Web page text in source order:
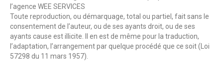
l’agence WEE SERVICES
Toute reproduction, ou démarquage, total ou partiel, fait sans le
consentement de l’auteur, ou de ses ayants droit, ou de ses
ayants cause est illicite. Il en est de même pour la traduction,
l’adaptation, l’arrangement par quelque procédé que ce soit (Loi
57298 du 11 mars 1957).